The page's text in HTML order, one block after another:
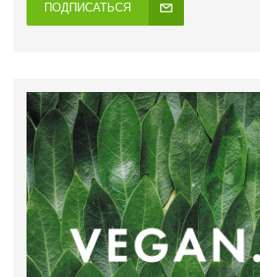
ПОДПИСАТЬСЯ